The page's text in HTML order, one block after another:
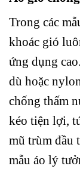
Trong các
khoác gió
ứng dụng
dù hoặc
chống thấm
kéo tiện lợi,
mũ trùm đầu
mẫu áo lý